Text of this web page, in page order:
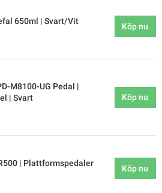
650ml | Svart/Vit
Köp nu
M8100-UG Pedal |
| Svart
Köp nu
| Plattformspedaler
Köp nu